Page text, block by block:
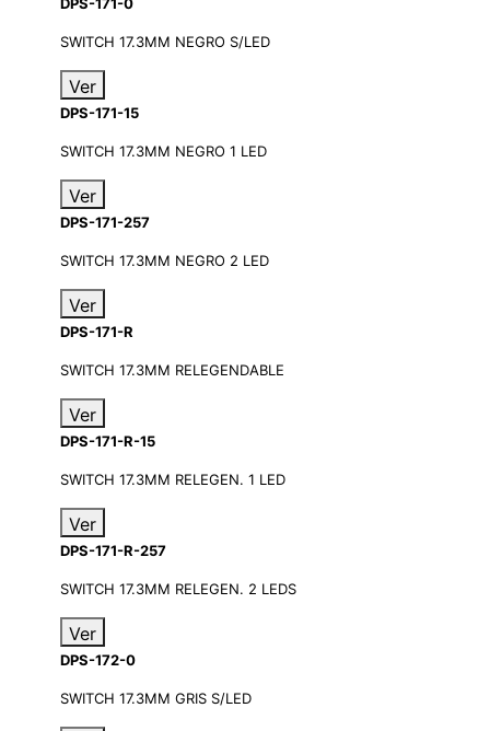
SWITCH 17.3MM NEGRO S/LED
Ver
DPS-171-15
SWITCH 17.3MM NEGRO 1 LED
Ver
DPS-171-257
SWITCH 17.3MM NEGRO 2 LED
Ver
DPS-171-R
SWITCH 17.3MM RELEGENDABLE
Ver
DPS-171-R-15
SWITCH 17.3MM RELEGEN. 1 LED
Ver
DPS-171-R-257
SWITCH 17.3MM RELEGEN. 2 LEDS
Ver
DPS-172-0
SWITCH 17.3MM GRIS S/LED